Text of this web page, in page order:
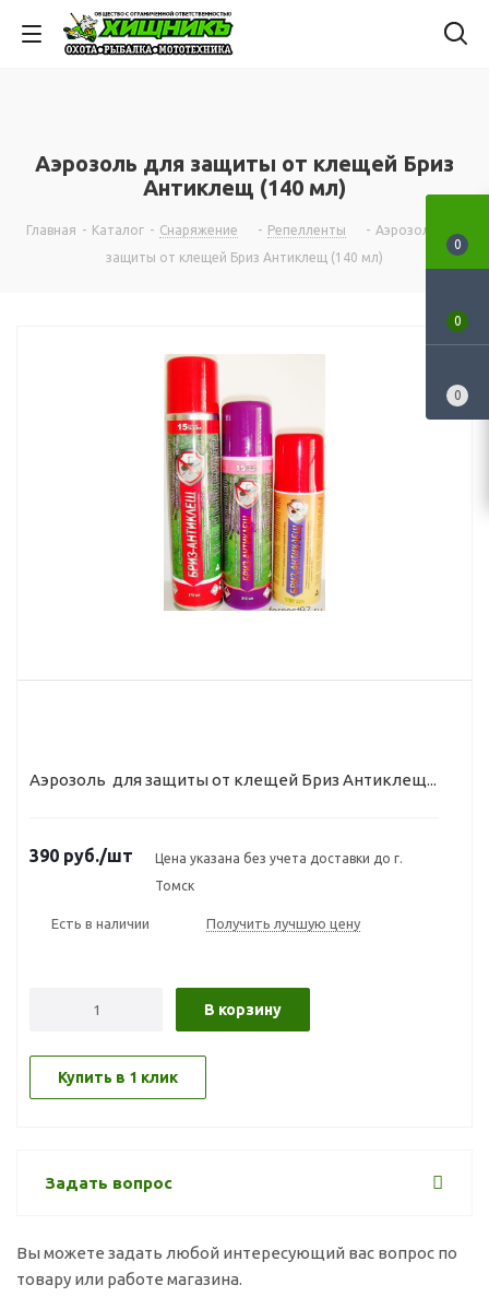
Аэрозоль для защиты от клещей Бриз
Антиклещ (140 мл)
Главная - Каталог - Снаряжение - Репелленты - Аэрозоль для
защиты от клещей Бриз Антиклещ (140 мл)
Аэрозоль для защиты от клещей Бриз Антиклещ...
390 руб./шт
Цена указана без учета доставки до г.
Томск
Есть в наличии Получить лучшую цену
В корзину
Купить в 1 клик
Задать вопрос
Вы можете задать любой интересующий вас вопрос по
товару или работе магазина.
0
0
0